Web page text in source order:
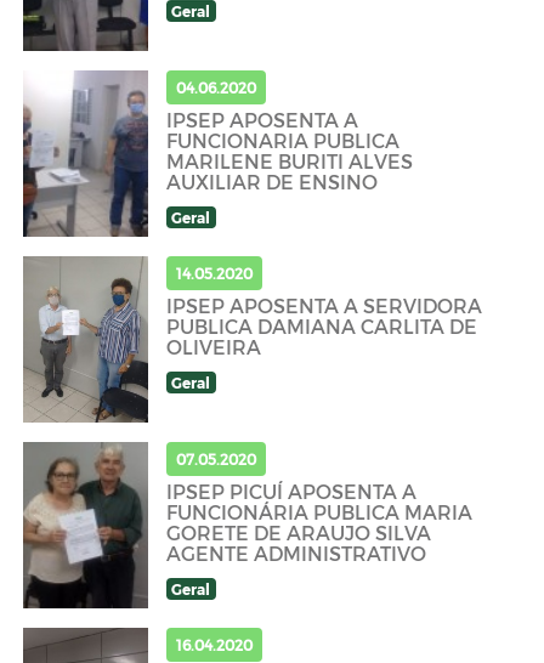
Geral
04.06.2020
IPSEP APOSENTA A
FUNCIONARIA PUBLICA
MARILENE BURITI ALVES
AUXILIAR DE ENSINO
Geral
14.05.2020
IPSEP APOSENTA A SERVIDORA
PUBLICA DAMIANA CARLITA DE
OLIVEIRA
Geral
07.05.2020
IPSEP PICUÍ APOSENTA A
FUNCIONÁRIA PUBLICA MARIA
GORETE DE ARAUJO SILVA
AGENTE ADMINISTRATIVO
Geral
16.04.2020